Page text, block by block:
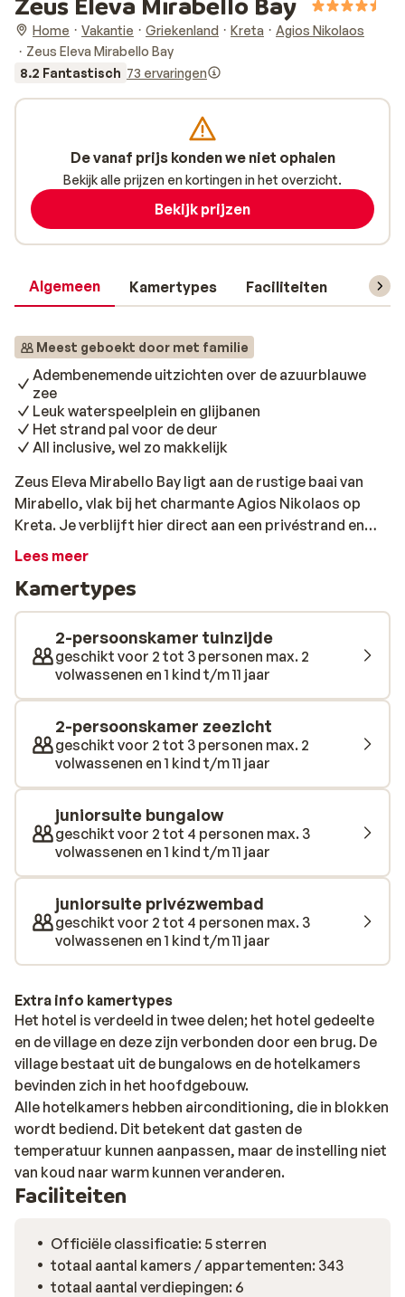
Home Vakantie Griekenland Kreta
Agios Nikolaos
Zeus Eleva Mirabello Bay
8.2 Fantastisch 73 ervaringen
Algemeen Kamertypes Faciliteiten
Meest geboekt door met familie
Adembenemende uitzichten over de azuurblauwe
zee
Leuk waterspeelplein en glijbanen
Het strand pal voor de deur
All inclusive, wel zo makkelijk
Zeus Eleva Mirabello Bay ligt aan de rustige baai van
Mirabello, vlak bij het charmante Agios Nikolaos op
Kreta. Je verblijft hier direct aan een privéstrand en
hebt volop zwemplezier met meerdere zwembaden en
je nodig hebt is dichtbij, van winkels tot gezellige
tavernes. De kamers en suites zijn ruim, licht en
comfortabel ingericht en zijn fijn om in ‘thuis’ te komen
na een heerlijke dag. Kies je voor een suite met
privézwembad, dan geniet je van extra comfort en
privacy in je eigen hoekje van het resort. Van ontbijt tot
diner en alles wat daar tussen past, is, vanwege het all
inclusive programma, inbegrepen. Zo hoef jij je nergens
druk om te maken en alleen maar heerlijk vakantie te
vieren. Zin in wat actiefs? Doe mee aan verschillende
sportieve activiteiten, zoals volleybal, aqua gym of
tennis. Je kunt er ook voor kiezen om heerlijk te relaxen
in de spa of sauna van het hotel. Er zijn twee grote
buitenzwembaden om af te koelen, maar er is ook een
'Relax zwembad’, zonder luide muziek en spelletjes
waar de gasten deze rustige sfeer respecteren. Voor
de kinderen is er volop plezier te beleven in de miniclub
en op het waterspeelplein met speelse glijbanen en
verzekerd is.
Lees meer
Kamertypes
2-persoonskamer tuinzijde
geschikt voor 2 tot 3 personen max. 2
volwassenen en 1 kind t/m 11 jaar
2-persoonskamer zeezicht
geschikt voor 2 tot 3 personen max. 2
volwassenen en 1 kind t/m 11 jaar
juniorsuite bungalow
geschikt voor 2 tot 4 personen max. 3
volwassenen en 1 kind t/m 11 jaar
juniorsuite privézwembad
geschikt voor 2 tot 4 personen max. 3
volwassenen en 1 kind t/m 11 jaar
Extra info kamertypes
Het hotel is verdeeld in twee delen; het hotel gedeelte
en de village en deze zijn verbonden door een brug. De
village bestaat uit de bungalows en de hotelkamers
bevinden zich in het hoofdgebouw.
Alle hotelkamers hebben airconditioning, die in blokken
wordt bediend. Dit betekent dat gasten de
temperatuur kunnen aanpassen, maar de instelling niet
van koud naar warm kunnen veranderen.
Faciliteiten
Officiële classificatie: 5 sterren
totaal aantal kamers / appartementen: 343
totaal aantal verdiepingen: 6
De vanaf prijs konden we niet ophalen
Bekijk alle prijzen en kortingen in het overzicht.
Bekijk prijzen